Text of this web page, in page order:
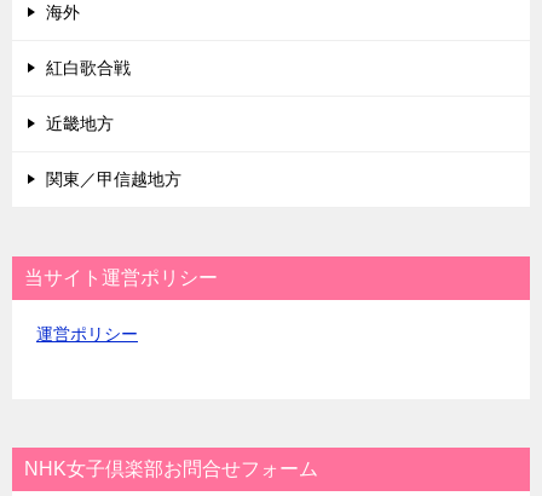
海外
紅白歌合戦
近畿地方
関東／甲信越地方
当サイト運営ポリシー
運営ポリシー
NHK女子倶楽部お問合せフォーム